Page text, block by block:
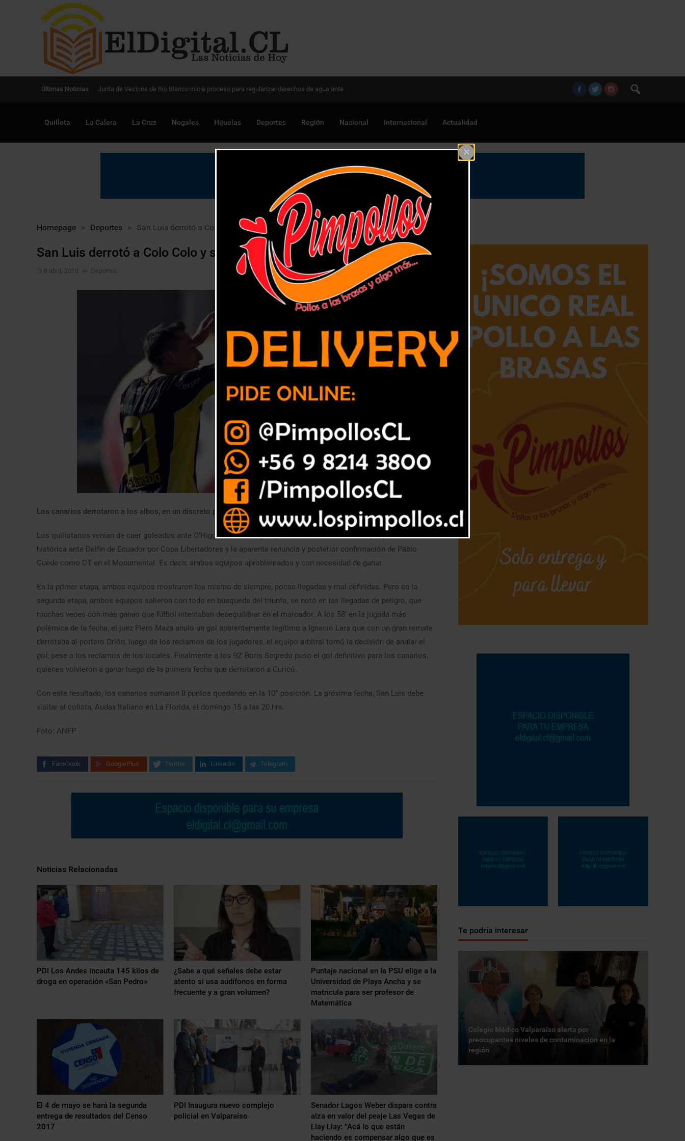
Últimas Noticias Digitalización de la gestión pública avanza en Chile para optimizar proyectos
Quillota La Calera La Cruz Nogales Hijuelas Deportes Región Nacional Internacional Actualidad
Homepage > Deportes > San Luis derrotó a Colo Colo y sale del fondo
San Luis derrotó a Colo Colo y sale del fondo
8 abril, 2018 Deportes
Los canarios derrotaron a los albos, en un discreto partido que se definió en los descuentos.
Los quillotanos venían de caer goleados ante O’Higgins en Rancagua, pero Colo Colo no venía mejor, por la derrota
histórica ante Delfin de Ecuador por Copa Libertadores y la aparente renuncia y posterior confirmación de Pablo
Guede como DT en el Monumental. Es decir, ambos equipos aproblemados y con necesidad de ganar.
En la primer etapa, ambos equipos mostraron los mismo de siempre, pocas llegadas y mal definidas. Pero en la
segunda etapa, ambos equipos salieron con todo en búsqueda del triunfo, se notó en las llegadas de peligro, que
muchas veces con más ganas que fútbol intentaban desequilibrar en el marcador. A los 58′ en la jugada más
polémica de la fecha, el juez Piero Maza anuló un gol aparentemente legítimo a Ignacio Lara que con un gran remate
derrotaba al portero Orión, luego de los reclamos de los jugadores, el equipo arbitral tomó la decisión de anular el
gol, pese a los reclamos de los locales. Finalmente a los 92′ Boris Sagredo puso el gol definitivo para los canarios,
quienes volvieron a ganar luego de la primera fecha que derrotaron a Curicó.
Con este resultado, los canarios sumaron 8 puntos quedando en la 10° posición. La próxima fecha, San Luis debe
visitar al colista, Audax Italiano en La Florida, el domingo 15 a las 20 hrs.
Foto: ANFP
Facebook GooglePlus Twitter Linkedin Telegram
Noticias Relacionadas
PDI Los Andes incauta 145 kilos de
droga en operación «San Pedro»
¿Sabe a qué señales debe estar
atento si usa audífonos en forma
frecuente y a gran volumen?
Puntaje nacional en la PSU elige a la
Universidad de Playa Ancha y se
matricula para ser profesor de
Matemática
El 4 de mayo se hará la segunda
entrega de resultados del Censo
2017
PDI Inaugura nuevo complejo
policial en Valparaíso
Senador Lagos Weber dispara contra
alza en valor del peaje Las Vegas de
Llay Llay: “Acá lo que están
haciendo es compensar algo que es
Te podría interesar
Colegio Médico Valparaíso alerta por
preocupantes niveles de contaminación en la
región